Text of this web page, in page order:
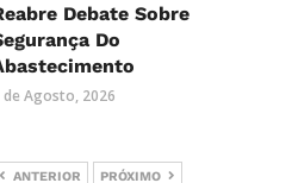
Debate Sobre
Do
de Agosto, 2026
ANTERIOR PRÓXIMO